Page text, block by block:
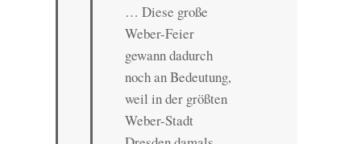
… Diese große
Weber-Feier
gewann dadurch
noch an Bedeutung,
weil in der größten
Weber-Stadt